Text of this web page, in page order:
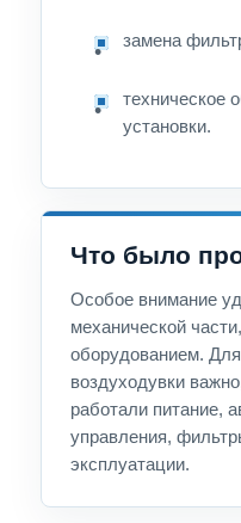
замена
техническое
установки.
Что было
Особое внимание
механической
оборудованием.
воздуходувки
работали питание,
управления,
эксплуатации.